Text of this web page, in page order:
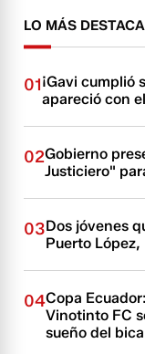
LO MÁS
01¡Gavi cumplió
apareció con
02Gobierno
Justiciero"
03Dos jóvenes
Puerto
04Copa
Vinotinto FC
sueño del